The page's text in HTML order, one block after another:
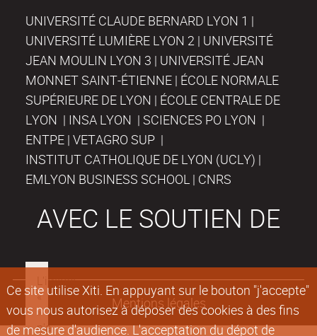
Ce site utilise Xiti. En appuyant sur le bouton "j'accepte"
vous nous autorisez à déposer des cookies à des fins
de mesure d'audience. L'acceptation du dépot de
UNIVERSITÉ CLAUDE BERNARD LYON 1 |
UNIVERSITÉ LUMIÈRE LYON 2 | UNIVERSITÉ
JEAN MOULIN LYON 3 | UNIVERSITÉ JEAN
MONNET SAINT-ÉTIENNE | ÉCOLE NORMALE
SUPÉRIEURE DE LYON | ÉCOLE CENTRALE DE
LYON | INSA LYON | SCIENCES PO LYON |
ENTPE | VETAGRO SUP |
INSTITUT CATHOLIQUE DE LYON (UCLY) |
EMLYON BUSINESS SCHOOL | CNRS
AVEC LE SOUTIEN DE
Mentions légales